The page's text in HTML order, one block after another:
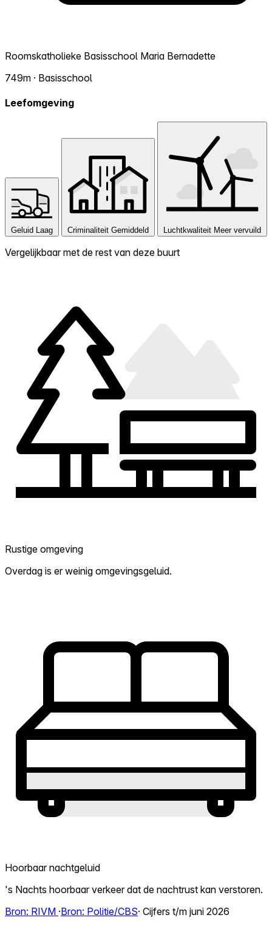
Roomskatholieke Basisschool Maria Bernadette
749m · Basisschool
Leefomgeving
Geluid Laag Criminaliteit Gemiddeld Luchtkwaliteit Meer vervuild
Vergelijkbaar met de rest van deze buurt
Rustige omgeving
Overdag is er weinig omgevingsgeluid.
Hoorbaar nachtgeluid
's Nachts hoorbaar verkeer dat de nachtrust kan verstoren.
Bron: RIVM ·Bron: Politie/CBS· Cijfers t/m juni 2026